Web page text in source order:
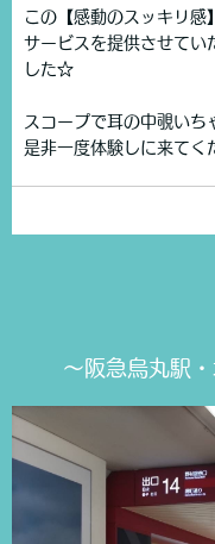
この【感動のスッキリ感
サービスを提供させてい
した☆
スコープで耳の中覗いち
是非一度体験しに来てく
～阪急烏丸駅